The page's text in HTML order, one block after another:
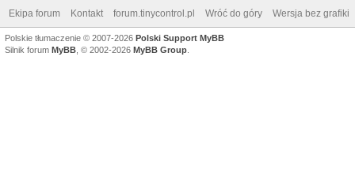
Ekipa forum Kontakt forum.tinycontrol.pl Wróć do góry Wersja bez grafiki
Polskie tłumaczenie © 2007-2026 Polski Support MyBB
Silnik forum MyBB , © 2002-2026 MyBB Group